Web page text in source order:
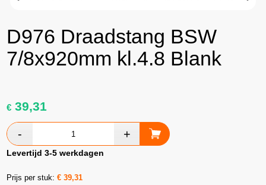
D976 Draadstang BSW
7/8x920mm kl.4.8 Blank
€ 39,31
Levertijd 3-5 werkdagen
Prijs per stuk:€39,31